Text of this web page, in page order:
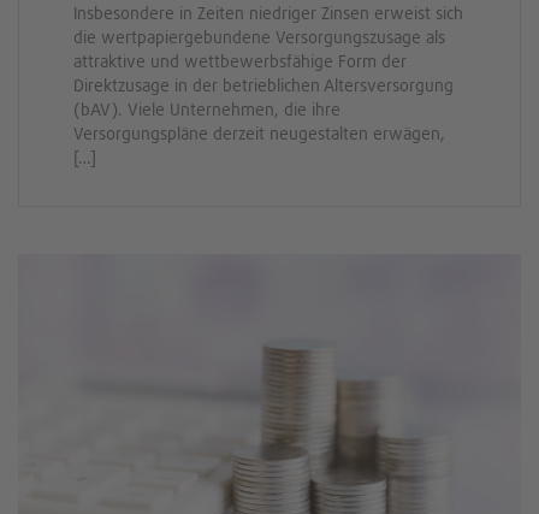
Insbesondere in Zeiten niedriger Zinsen erweist sich
die wertpapiergebundene Versorgungszusage als
attraktive und wettbewerbsfähige Form der
Direktzusage in der betrieblichen Altersversorgung
(bAV). Viele Unternehmen, die ihre
Versorgungspläne derzeit neugestalten erwägen,
[…]